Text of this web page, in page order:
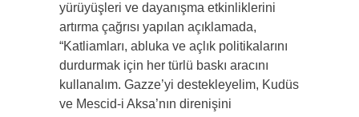
yürüyüşleri ve dayanışma etkinliklerini
artırma çağrısı yapılan açıklamada,
“Katliamları, abluka ve açlık politikalarını
durdurmak için her türlü baskı aracını
kullanalım. Gazze’yi destekleyelim, Kudüs
ve Mescid-i Aksa’nın direnişini